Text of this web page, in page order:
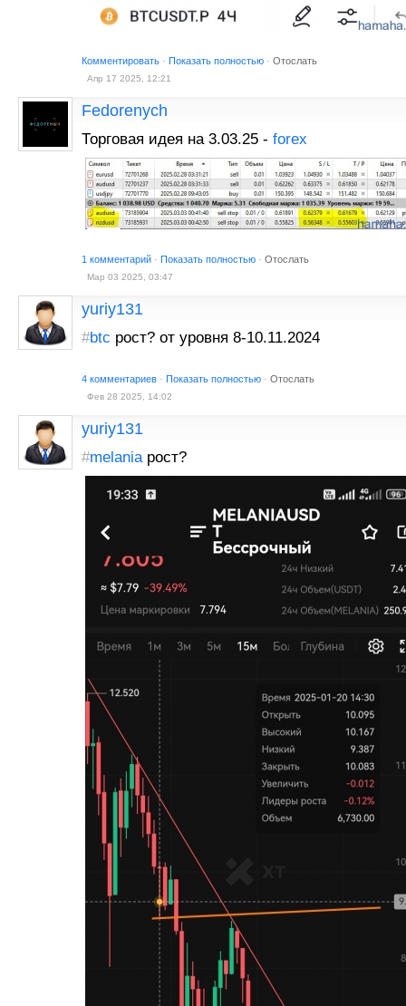
Комментировать · Показать полностью · Отослать
Апр 17 2025, 12:21
Fedorenych
Торговая идея на 3.03.25 - forex
1 комментарий · Показать полностью · Отослать
Мар 03 2025, 03:47
yuriy131
#btc рост? от уровня 8-10.11.2024
4 комментариев · Показать полностью · Отослать
Фев 28 2025, 14:02
yuriy131
#melaniaрост?